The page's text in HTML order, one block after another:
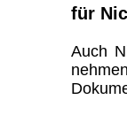
für
Auch